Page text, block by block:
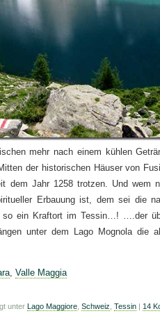
mehr nach einem kühlen
der historischen Häuser von
dem Jahr 1258 trotzen. Und wem
Erbauung ist, dem sei die
so ein Kraftort im Tessin…! ….der
unter dem Lago Mognola die
, Valle Maggia
unter Lago Maggiore Schweiz Tessin | 14